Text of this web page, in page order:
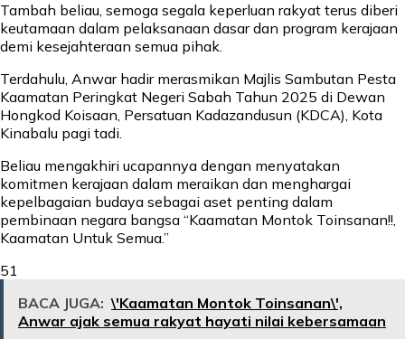
Tambah beliau, semoga segala keperluan rakyat terus diberi
keutamaan dalam pelaksanaan dasar dan program kerajaan
demi kesejahteraan semua pihak.
Terdahulu, Anwar hadir merasmikan Majlis Sambutan Pesta
Kaamatan Peringkat Negeri Sabah Tahun 2025 di Dewan
Hongkod Koisaan, Persatuan Kadazandusun (KDCA), Kota
Kinabalu pagi tadi.
Beliau mengakhiri ucapannya dengan menyatakan
komitmen kerajaan dalam meraikan dan menghargai
kepelbagaian budaya sebagai aset penting dalam
pembinaan negara bangsa “Kaamatan Montok Toinsanan!!,
Kaamatan Untuk Semua.”
51
BACA JUGA: \'Kaamatan Montok Toinsanan\',
Anwar ajak semua rakyat hayati nilai kebersamaan